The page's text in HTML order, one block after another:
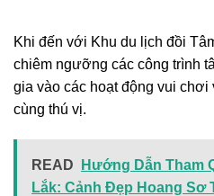
Khi đến với Khu du lịch đồi
chiêm ngưỡng các công trình
gia vào các hoạt động vui chơi
cùng thú vị.
READ
Hướng Dẫn Tham
Lắk: Cảnh Đẹp Hoang Sơ